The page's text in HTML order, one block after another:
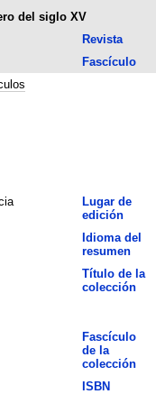
del siglo XV
Revista
Fascículo
Lugar de
edición
Idioma del
resumen
Título de la
colección
Fascículo
de la
colección
ISBN